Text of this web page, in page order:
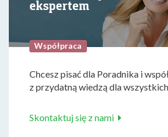
ekspertem
Współpraca
Chcesz pisać dla Poradnika i
z przydatną wiedzą dla
Skontaktuj się z nami